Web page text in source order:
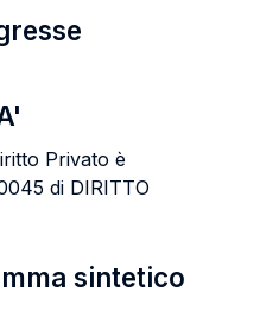
Privato è
di DIRITTO
sintetico